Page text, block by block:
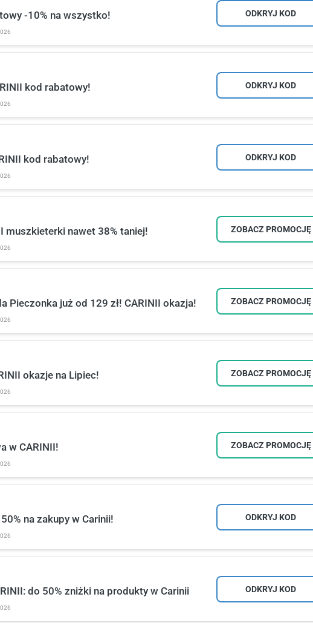
-10% na wszystko! ODKRYJ KOD
kod rabatowy! ODKRYJ KOD
kod rabatowy! ODKRYJ KOD
muszkieterki nawet 38% taniej! ZOBACZ PROMOCJĘ
Pieczonka już od 129 zł! CARINII okazja! ZOBACZ PROMOCJĘ
okazje na Lipiec! ZOBACZ PROMOCJĘ
w CARINII! ZOBACZ PROMOCJĘ
na zakupy w Carinii! ODKRYJ KOD
do 50% zniżki na produkty w Carinii ODKRYJ KOD